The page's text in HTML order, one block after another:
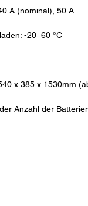
A (nominal), 50 A
-20–60 °C
x 385 x 1530mm
Anzahl der